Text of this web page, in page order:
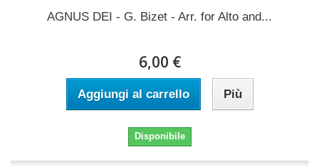
AGNUS DEI - G. Bizet - Arr. for Alto and...
6,00 €
Aggiungi al carrello Più
Disponibile